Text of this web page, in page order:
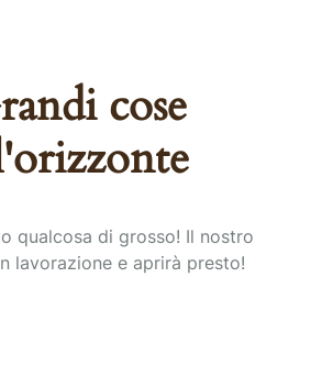
cose
qualcosa di grosso! Il nostro
lavorazione e aprirà presto!